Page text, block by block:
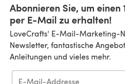
Abonnieren Sie, um einen
per E-Mail zu erhalten!
LoveCrafts' E-Mail-Marketing-
Newsletter, fantastische
Anleitungen und vieles mehr.